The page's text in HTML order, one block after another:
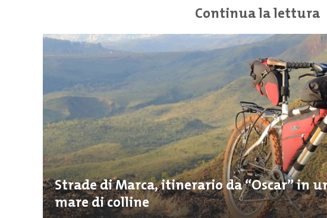
Continua la lettura
Strade di Marca, itinerario da “Oscar” in
mare di colline